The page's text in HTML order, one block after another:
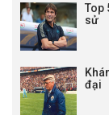
Top
sử
đại